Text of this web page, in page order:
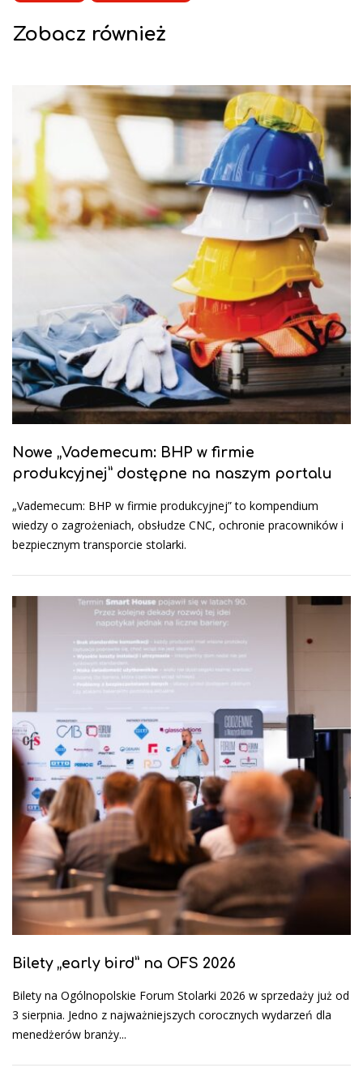
Zobacz również
Nowe „Vademecum: BHP w firmie
produkcyjnej” dostępne na naszym portalu
„Vademecum: BHP w firmie produkcyjnej” to kompendium
wiedzy o zagrożeniach, obsłudze CNC, ochronie pracowników i
bezpiecznym transporcie stolarki.
Bilety „early bird” na OFS 2026
Bilety na Ogólnopolskie Forum Stolarki 2026 w sprzedaży już od
3 sierpnia. Jedno z najważniejszych corocznych wydarzeń dla
menedżerów branży...